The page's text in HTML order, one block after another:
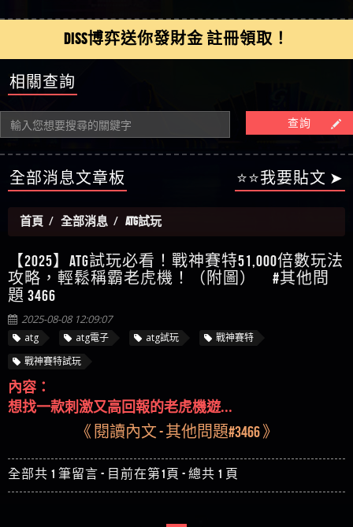
當是真的嗎 當當是詐騙嗎 六旬老婦深信當當高獲
利回報被騙的家破人亡
【侯依揚】廢物喔
DISS博弈送你發財金 註冊領取！
相關查詢
查詢
全部消息文章板 ⭐⭐我要貼文 ➤
首頁 全部消息 atg試玩
【2025】ATG試玩必看！戰神賽特51,000倍數玩法
攻略，輕鬆稱霸老虎機！（附圖） #其他問
題 3466
2025-08-08 12:09:07
atg atg電子 atg試玩
戰神賽特
戰神賽特試玩
內容：
想找一款刺激又高回報的老虎機遊...
《 閱讀內文 - 其他問題#3466 》
全部共 1 筆留言 - 目前在第1頁 - 總共 1 頁